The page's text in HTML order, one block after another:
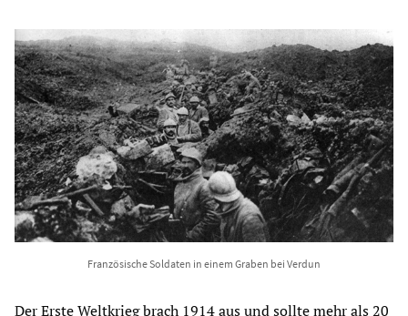
Französische Soldaten in einem Graben bei Verdun
Der Erste Weltkrieg brach 1914 aus und sollte mehr als 20